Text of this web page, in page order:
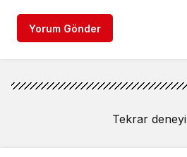
Yorum Gönder
Tekrar